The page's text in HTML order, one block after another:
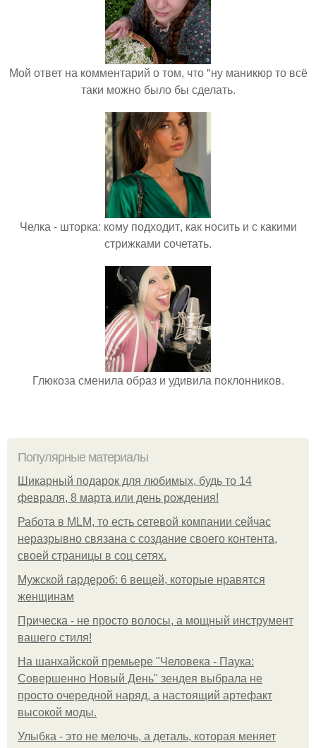
Мой ответ на комментарий о том, что "ну маникюр то всё
таки можно было бы сделать.
Челка - шторка: кому подходит, как носить и с какими
стрижками сочетать.
Глюкоза сменила образ и удивила поклонников.
Популярные материалы
Шикарный подарок для любимых, будь то 14
февраля, 8 марта или день рождения!
Работа в MLM, то есть сетевой компании сейчас
неразрывно связана с создание своего контента,
своей страницы в соц сетях.
Мужской гардероб: 6 вещей, которые нравятся
женщинам
Прическа - не просто волосы, а мощный инструмент
вашего стиля!
На шанхайской премьере "Человека - Паука:
Совершенно Новый День" зендея выбрала не
просто очередной наряд, а настоящий артефакт
высокой моды.
Улыбка - это не мелочь, а деталь, которая меняет